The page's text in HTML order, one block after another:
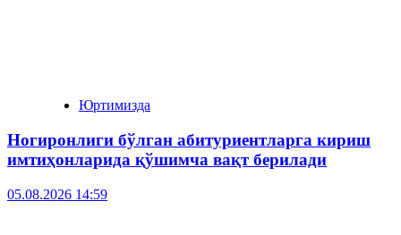
Юртимизда
Ногиронлиги бўлган абитуриентларга кириш
имтиҳонларида қўшимча вақт берилади
05.08.2026 14:59